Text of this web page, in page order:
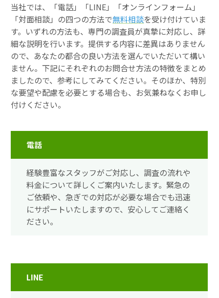
当社では、「電話」「LINE」「オンラインフォーム」
「対面相談」の四つの方法で無料相談を受け付けていま
す。いずれの方法も、専門の調査員が真摯に対応し、詳
細な説明を行います。提供する内容に差異はありません
ので、あなたの都合の良い方法を選んでいただいて構い
ません。下記にそれぞれのお問合せ方法の特徴をまとめ
ましたので、参考にしてみてください。そのほか、特別
な要望や配慮を必要とする場合も、お気兼ねなくお申し
付けください。
電話
経験豊富なスタッフがご対応し、調査の流れや
料金について詳しくご案内いたします。緊急の
ご依頼や、急ぎでの対応が必要な場合でも迅速
にサポートいたしますので、安心してご連絡く
ださい。
LINE